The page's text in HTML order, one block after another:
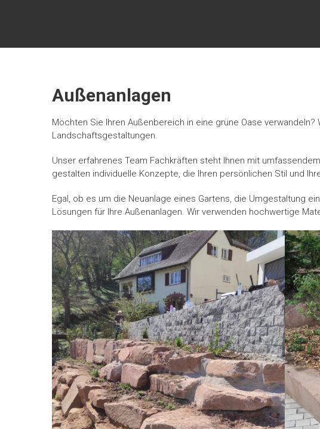
Spezialist
für
und
Erdarbeiten
Außenanlagen
Möchten Sie Ihren Außenbereich in eine grüne Oase
Landschaftsgestaltungen.
Unser erfahrenes Team Fachkräften steht Ihnen mit
gestalten individuelle Konzepte, die Ihren persönlichen Stil und
Egal, ob es um die Neuanlage eines Gartens, die Umgestaltung
Lösungen für Ihre Außenanlagen. Wir verwenden hochwertige